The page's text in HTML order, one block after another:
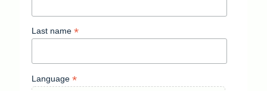
Last name *
Language *